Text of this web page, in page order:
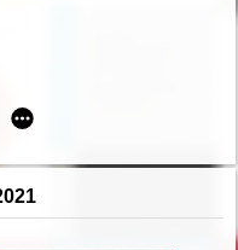
Pawła II : album